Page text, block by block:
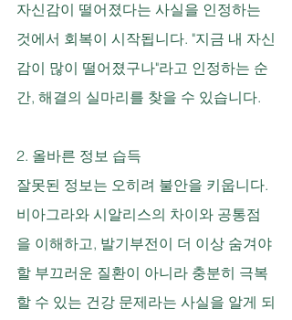
자신감이 떨어졌다는 사실을 인정하는
것에서 회복이 시작됩니다. "지금 내 자신
감이 많이 떨어졌구나"라고 인정하는 순
간, 해결의 실마리를 찾을 수 있습니다.
2. 올바른 정보 습득
잘못된 정보는 오히려 불안을 키웁니다.
비아그라와 시알리스의 차이와 공통점
을 이해하고, 발기부전이 더 이상 숨겨야
할 부끄러운 질환이 아니라 충분히 극복
할 수 있는 건강 문제라는 사실을 알게 되